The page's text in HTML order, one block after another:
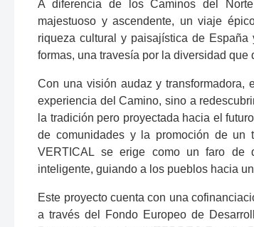
A diferencia de los Caminos del
majestuoso y ascendente, un viaje
riqueza cultural y paisajística de
formas, una travesía por la diversidad que
Con una visión audaz y transformadora,
experiencia del Camino, sino a
la tradición pero proyectada hacia el
de comunidades y la promoción de un
VERTICAL se erige como un faro de
inteligente, guiando a los pueblos hacia
Este proyecto cuenta con una
a través del Fondo Europeo de